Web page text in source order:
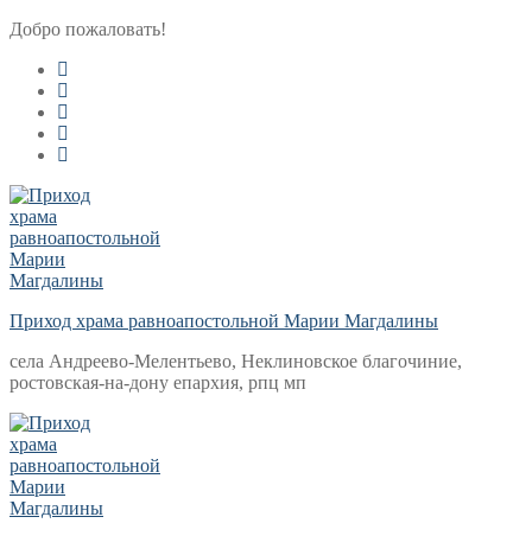
Перейти
содержимому
Меню
Закрыть
Добро пожаловать!
Приход храма равноапостольной Марии Магдалины
села Андреево-Мелентьево, Неклиновское благочиние,
ростовская-на-дону епархия, рпц мп